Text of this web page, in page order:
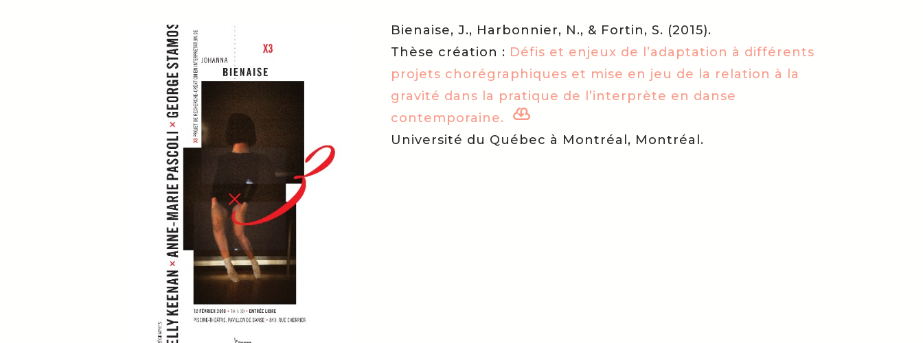
Bienaise, J., Harbonnier, N., & Fortin, S. (2015).
Thèse création : Défis et enjeux de l’adaptation à différents
projets chorégraphiques et mise en jeu de la relation à la
gravité dans la pratique de l’interprète en danse
contemporaine.

Université du Québec à Montréal, Montréal.